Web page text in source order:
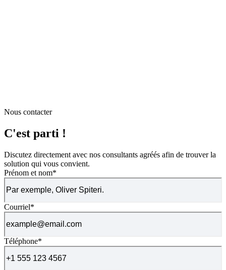
Nous contacter
C'est parti !
Discutez directement avec nos consultants agréés afin de trouver la
solution qui vous convient.
Prénom et nom*
Courriel*
Téléphone*